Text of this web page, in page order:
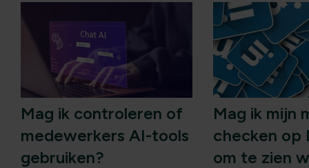
Mag ik controleren of
medewerkers AI-tools
gebruiken?
Mag ik mijn
checken op
om te zien